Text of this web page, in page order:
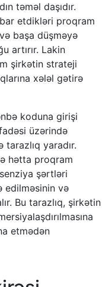
təməl daşıdır.
etdikləri proqram
başa düşməyə
artırır. Lakin
şirkətin strateji
xələl gətirə
koduna girişi
üzərində
yaradır.
hətta proqram
şərtləri
edilməsinin və
Bu tarazlıq, şirkətin
etmədən